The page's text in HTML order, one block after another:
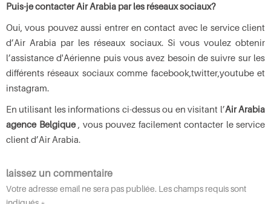
Puis-je contacter Air Arabia par les réseaux sociaux?
Oui, vous pouvez aussi entrer en contact avec le service client
d’Air Arabia par les réseaux sociaux. Si vous voulez obtenir
l’assistance d'Aérienne puis vous avez besoin de suivre sur les
différents réseaux sociaux comme facebook,twitter,youtube et
instagram.
En utilisant les informations ci-dessus ou en visitant l’Air Arabia
agence Belgique, vous pouvez facilement contacter le service
client d’Air Arabia.
laissez un commentaire
Votre adresse email ne sera pas publiée. Les champs requis sont